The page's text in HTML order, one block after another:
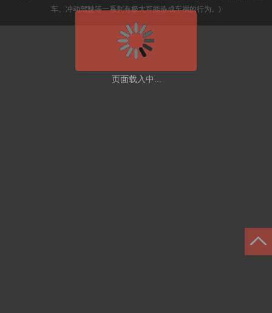
页面载入中...
车、冲动驾驶等一系列有极大可能造成车祸的行为。)